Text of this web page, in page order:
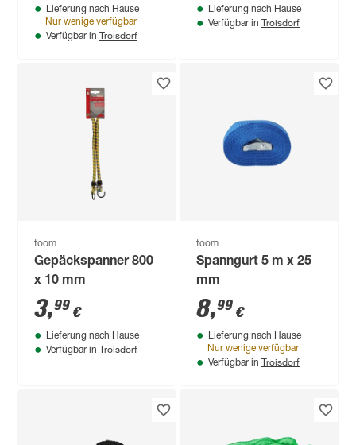
Lieferung nach Hause
Nur wenige verfügbar
Verfügbar in Troisdorf
Lieferung nach Hause
Verfügbar in Troisdorf
toom
Gepäckspanner 800
x 10 mm
3,99 €
Lieferung nach Hause
Verfügbar in Troisdorf
toom
Spanngurt 5 m x 25
mm
8,99 €
Lieferung nach Hause
Nur wenige verfügbar
Verfügbar in Troisdorf